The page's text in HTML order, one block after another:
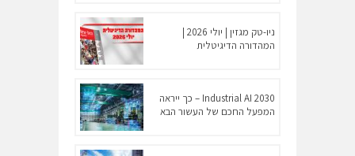
ניו-טק מגזין | יולי 2026 |
המהדורה הדיגיטלית
Industrial AI 2030 – כך ייראה
המפעל החכם של העשור הבא